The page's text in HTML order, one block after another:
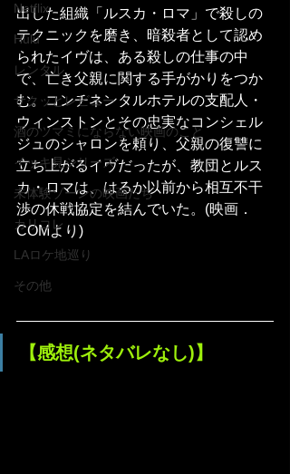
Netflix
Hulu
レンタル
サクッとレビュー
酒のツマミにならない映画のこと
イッキ見シリーズ
未体験ゾーンの映画たち
カリコレ
LAロケ地巡り
その他
出した組織「ルスカ・ロマ」で殺しの
テクニックを磨き、暗殺者として認め
られたイヴは、ある殺しの仕事の中
で、亡き父親に関する手がかりをつか
む。コンチネンタルホテルの支配人・
ウィンストンとその忠実なコンシェル
ジュのシャロンを頼り、父親の復讐に
立ち上がるイヴだったが、教団とルス
カ・ロマは、はるか以前から相互不干
渉の休戦協定を結んでいた。(映画．
COMより)
【感想(ネタバレなし)】